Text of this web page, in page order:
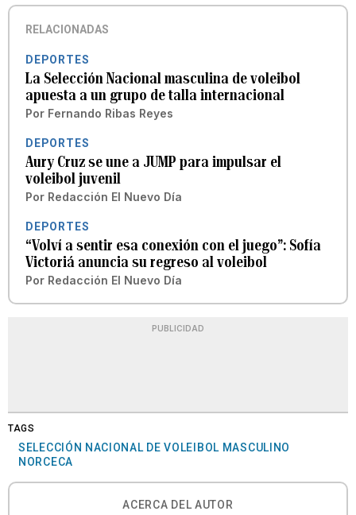
RELACIONADAS
DEPORTES
La Selección Nacional masculina de voleibol
apuesta a un grupo de talla internacional
Por Fernando Ribas Reyes
DEPORTES
Aury Cruz se une a JUMP para impulsar el
voleibol juvenil
Por Redacción El Nuevo Día
DEPORTES
“Volví a sentir esa conexión con el juego”: Sofía
Victoriá anuncia su regreso al voleibol
Por Redacción El Nuevo Día
PUBLICIDAD
TAGS
SELECCIÓN NACIONAL DE VOLEIBOL MASCULINO
NORCECA
ACERCA DEL AUTOR